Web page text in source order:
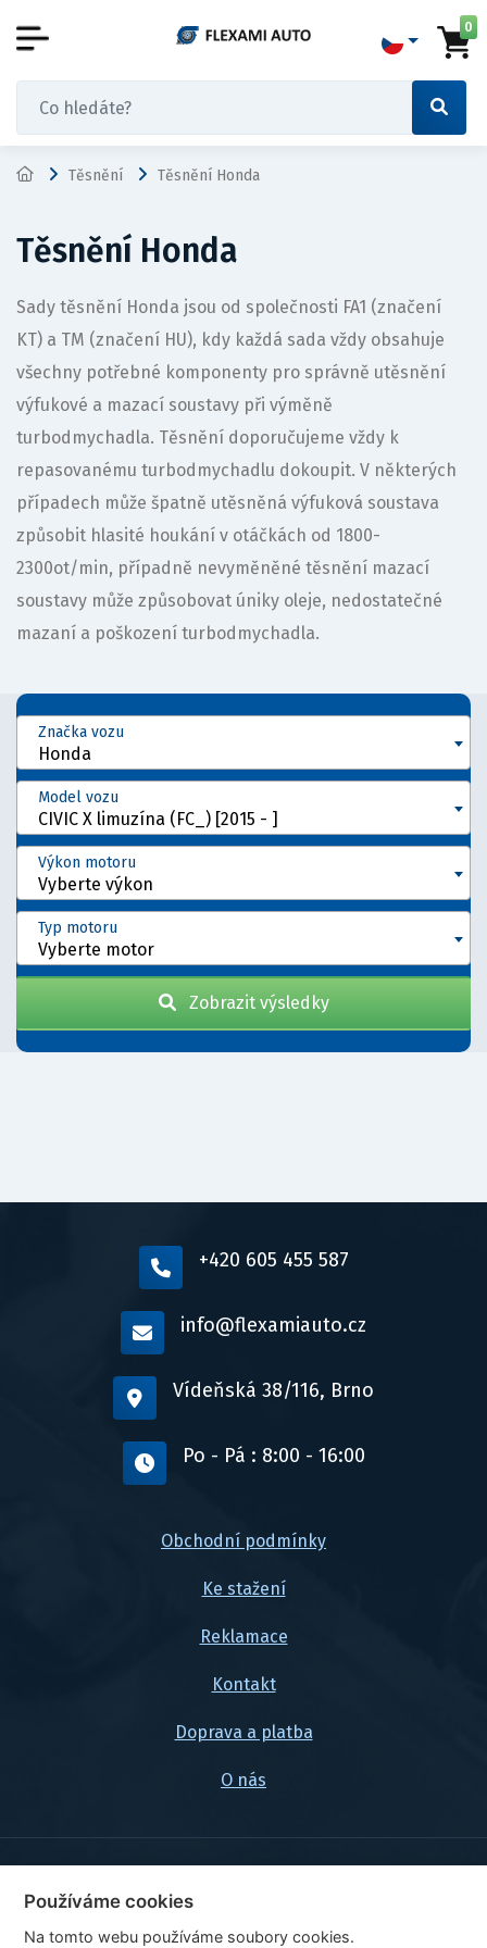
0
Těsnění Těsnění Honda
Těsnění Honda
Sady těsnění Honda jsou od společnosti FA1 (značení
KT) a TM (značení HU), kdy každá sada vždy obsahuje
všechny potřebné komponenty pro správně utěsnění
výfukové a mazací soustavy při výměně
turbodmychadla. Těsnění doporučujeme vždy k
repasovanému turbodmychadlu dokoupit. V některých
případech může špatně utěsněná výfuková soustava
způsobit hlasité houkání v otáčkách od 1800-
2300ot/min, případně nevyměněné těsnění mazací
soustavy může způsobovat úniky oleje, nedostatečné
mazaní a poškození turbodmychadla.
Honda
Značka vozu
CIVIC X limuzína (FC_) [2015 - ]
Model vozu
Vyberte výkon
Výkon motoru
Vyberte motor
Typ motoru
Zobrazit výsledky
+420 605 455 587
info@flexamiauto.cz
Vídeňská 38/116, Brno
Po - Pá : 8:00 - 16:00
Obchodní podmínky
Ke stažení
Reklamace
Kontakt
Doprava a platba
O nás
© 2026, FlexaMi Auto s.r.o.
Ceny jsou uvedeny vč. DPH
Používáme cookies
Na tomto webu používáme soubory cookies.